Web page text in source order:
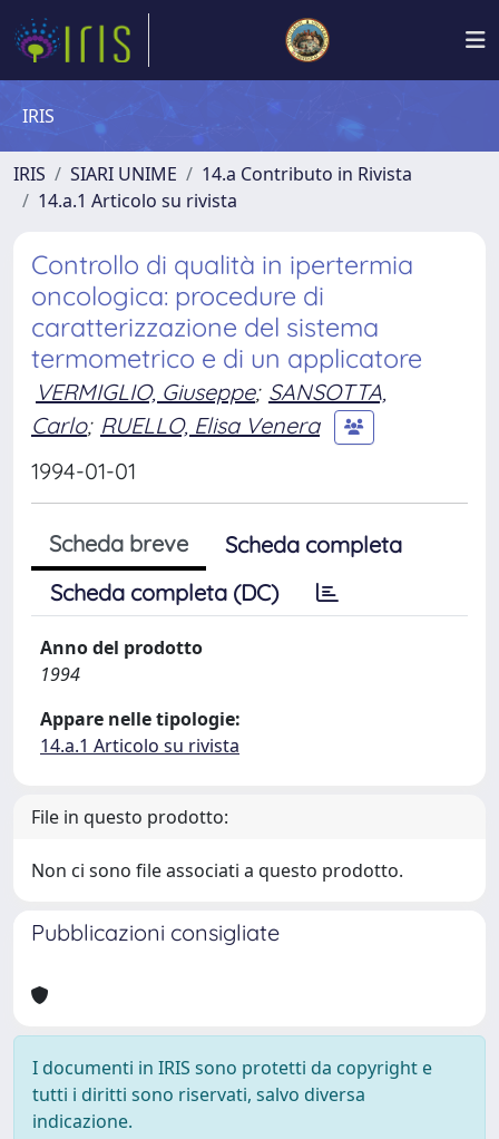
IRIS
IRIS SIARI UNIME
14.a Contributo in Rivista
14.a.1 Articolo su rivista
Controllo di qualità in ipertermia
oncologica: procedure di
caratterizzazione del sistema
termometrico e di un applicatore
VERMIGLIO, Giuseppe; SANSOTTA,
Carlo; RUELLO, Elisa Venera
1994-01-01
Scheda breve
Scheda completa
Scheda completa (DC)
Anno del prodotto
1994
Appare nelle tipologie:
14.a.1 Articolo su rivista
File in questo prodotto:
Non ci sono file associati a questo prodotto.
Pubblicazioni consigliate
I documenti in IRIS sono protetti da copyright e
tutti i diritti sono riservati, salvo diversa
indicazione.